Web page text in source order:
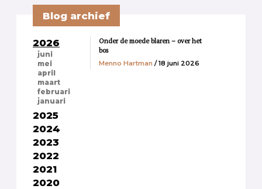
Blog archief
2026
juni
mei
april
maart
februari
januari
2025
2024
2023
2022
2021
2020
Onder de moede blaren – over het
bos
Menno Hartman / 18 juni 2026